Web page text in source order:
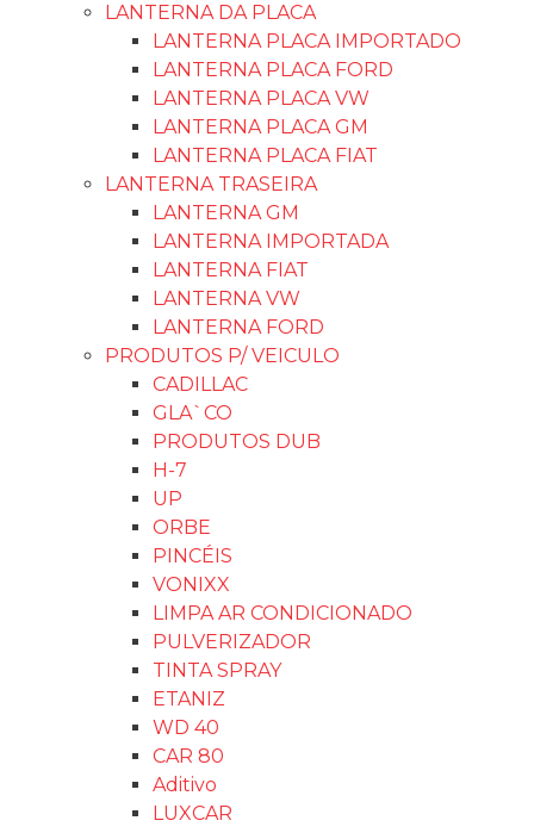
LANTERNA DA PLACA
LANTERNA PLACA IMPORTADO
LANTERNA PLACA FORD
LANTERNA PLACA VW
LANTERNA PLACA GM
LANTERNA PLACA FIAT
LANTERNA TRASEIRA
LANTERNA GM
LANTERNA IMPORTADA
LANTERNA FIAT
LANTERNA VW
LANTERNA FORD
PRODUTOS P/ VEICULO
CADILLAC
GLA`CO
PRODUTOS DUB
H-7
UP
ORBE
PINCÉIS
VONIXX
LIMPA AR CONDICIONADO
PULVERIZADOR
TINTA SPRAY
ETANIZ
WD 40
CAR 80
Aditivo
LUXCAR